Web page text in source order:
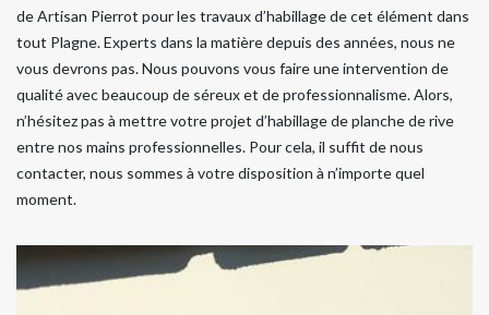
de Artisan Pierrot pour les travaux d’habillage de cet élément dans
tout Plagne. Experts dans la matière depuis des années, nous ne
vous devrons pas. Nous pouvons vous faire une intervention de
qualité avec beaucoup de séreux et de professionnalisme. Alors,
n’hésitez pas à mettre votre projet d’habillage de planche de rive
entre nos mains professionnelles. Pour cela, il suffit de nous
contacter, nous sommes à votre disposition à n’importe quel
moment.